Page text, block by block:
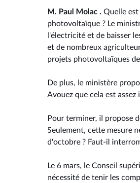
M. Paul Molac . Quelle
photovoltaïque ? Le
l'électricité et de baisser
et de nombreux
projets photovoltaïques
De plus, le ministère
Avouez que cela est assez
Pour terminer, il propose
Seulement, cette mesure
d'octobre ? Faut-il
Le 6 mars, le Conseil
nécessité de tenir les